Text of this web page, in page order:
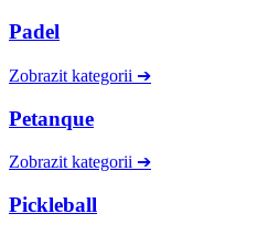
Padel
Zobrazit kategorii ➔
Petanque
Zobrazit kategorii ➔
Pickleball